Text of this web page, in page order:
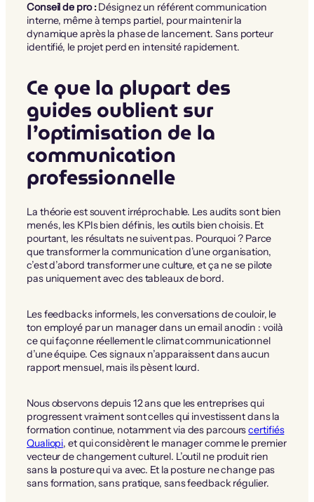
Conseil de pro :Désignez un référent communication
interne, même à temps partiel, pour maintenir la
dynamique après la phase de lancement. Sans porteur
identifié, le projet perd en intensité rapidement.
Ce que la plupart des
guides oublient sur
l’optimisation de la
communication
professionnelle
La théorie est souvent irréprochable. Les audits sont bien
menés, les KPIs bien définis, les outils bien choisis. Et
pourtant, les résultats ne suivent pas. Pourquoi ? Parce
que transformer la communication d’une organisation,
c’est d’abord transformer une culture, et ça ne se pilote
pas uniquement avec des tableaux de bord.
Les feedbacks informels, les conversations de couloir, le
ton employé par un manager dans un email anodin : voilà
ce qui façonne réellement le climat communicationnel
d’une équipe. Ces signaux n’apparaissent dans aucun
rapport mensuel, mais ils pèsent lourd.
Nous observons depuis 12 ans que les entreprises qui
progressent vraiment sont celles qui investissent dans la
formation continue, notamment via des parcourscertifiés
Qualiopi, et qui considèrent le manager comme le premier
vecteur de changement culturel. L’outil ne produit rien
sans la posture qui va avec. Et la posture ne change pas
sans formation, sans pratique, sans feedback régulier.